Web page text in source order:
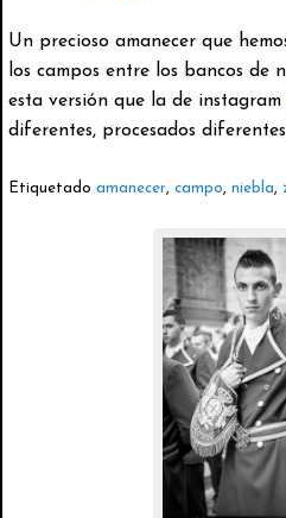
Un precioso amanecer que
los campos entre los bancos de
esta versión que la de instagram
diferentes, procesados
Etiquetado amanecer, campo, niebla,